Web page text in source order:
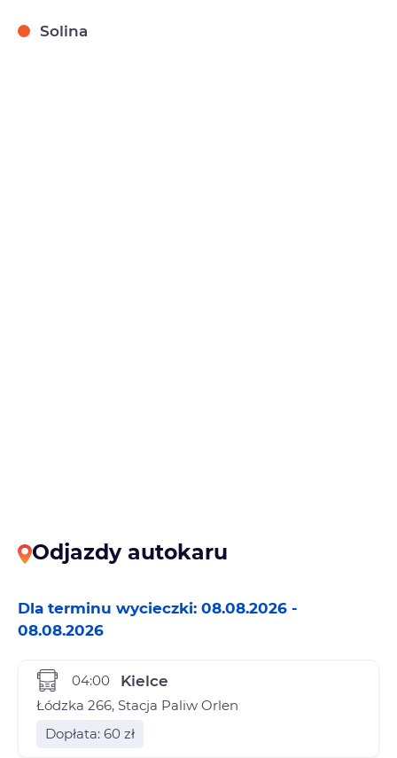
Solina
Odjazdy autokaru
Dla terminu wycieczki: 08.08.2026 -
08.08.2026
04:00 Kielce
Łódzka 266, Stacja Paliw Orlen
Dopłata: 60 zł